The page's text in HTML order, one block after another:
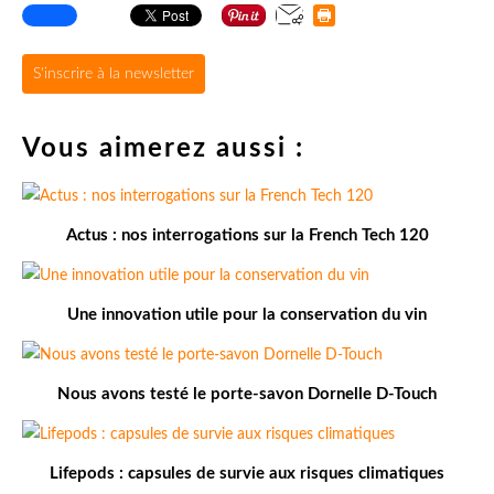
S'inscrire à la newsletter
Vous aimerez aussi :
Actus : nos interrogations sur la French Tech 120
Une innovation utile pour la conservation du vin
Nous avons testé le porte-savon Dornelle D-Touch
Lifepods : capsules de survie aux risques climatiques